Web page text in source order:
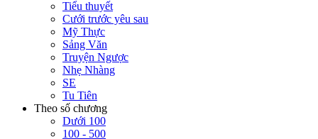
Tiểu thuyết
Cưới trước yêu sau
Mỹ Thực
Sảng Văn
Truyện Ngược
Nhẹ Nhàng
SE
Tu Tiên
Theo số chương
Dưới 100
100 - 500